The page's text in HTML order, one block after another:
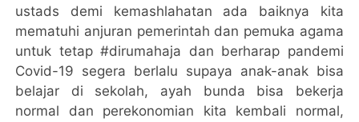
ustads demi kemashlahatan ada baiknya kita
mematuhi anjuran pemerintah dan pemuka agama
untuk tetap #dirumahaja dan berharap pandemi
Covid-19 segera berlalu supaya anak-anak bisa
belajar di sekolah, ayah bunda bisa bekerja
normal dan perekonomian kita kembali normal,